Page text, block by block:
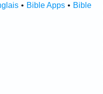
• Bible Apps • Bible